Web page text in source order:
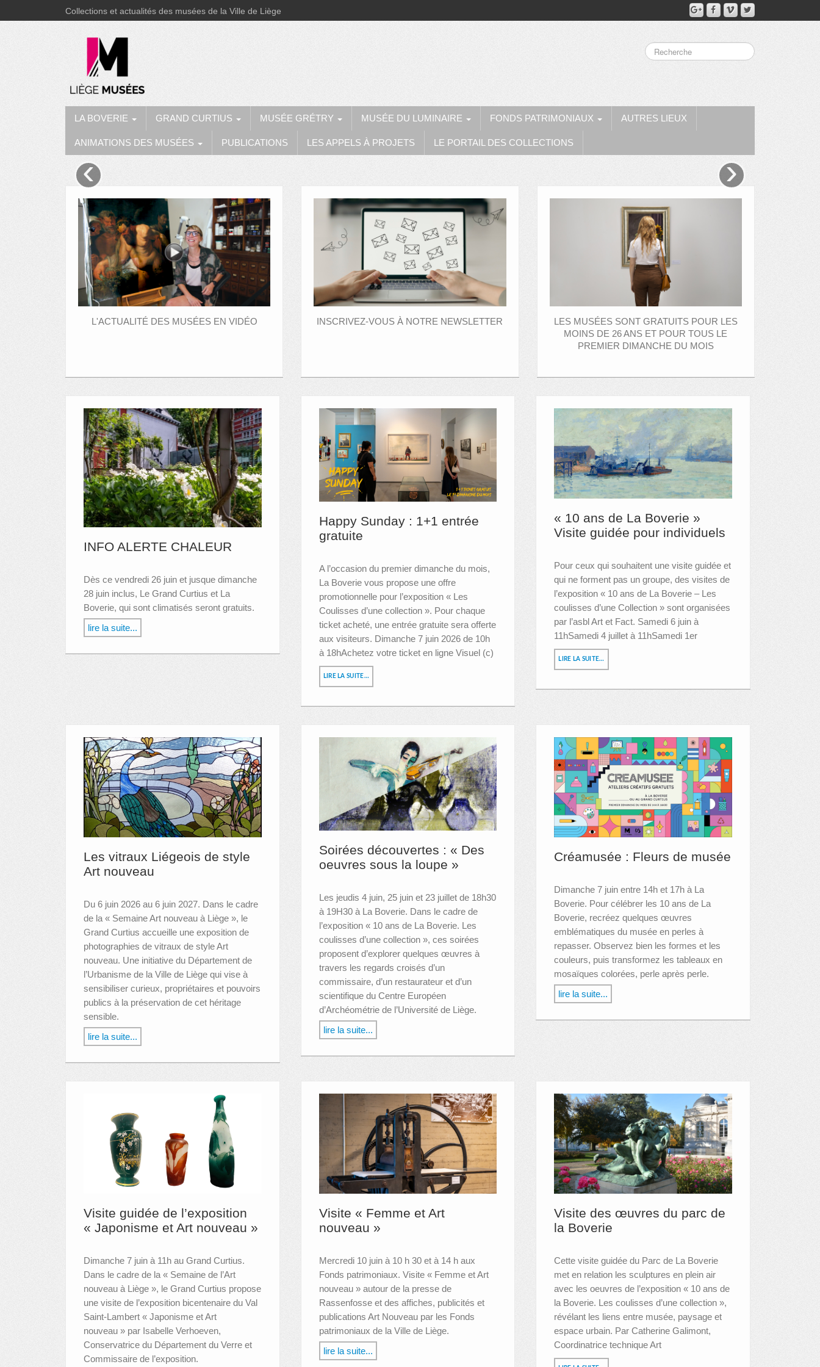
Collections et actualités des musées de la Ville de Liège
LA BOVERIE GRAND CURTIUS MUSÉE GRÉTRY MUSÉE DU LUMINAIRE FONDS PATRIMONIAUX AUTRES LIEUX
ANIMATIONS DES MUSÉES PUBLICATIONS LES APPELS À PROJETS LE PORTAIL DES COLLECTIONS
‹ ›
L'ACTUALITÉ DES MUSÉES EN VIDÉO INSCRIVEZ-VOUS À NOTRE NEWSLETTER
LES MUSÉES SONT GRATUITS POUR LES
MOINS DE 26 ANS ET POUR TOUS LE
PREMIER DIMANCHE DU MOIS
INFO ALERTE CHALEUR
Dès ce vendredi 26 juin et jusque dimanche
28 juin inclus, Le Grand Curtius et La
Boverie, qui sont climatisés seront gratuits.
lire la suite...
Happy Sunday : 1+1 entrée
gratuite
A l’occasion du premier dimanche du mois,
La Boverie vous propose une offre
promotionnelle pour l’exposition « Les
Coulisses d’une collection ». Pour chaque
ticket acheté, une entrée gratuite sera offerte
aux visiteurs. Dimanche 7 juin 2026 de 10h
à 18hAchetez votre ticket en ligne Visuel (c)
LIRE LA SUITE…
« 10 ans de La Boverie »
Visite guidée pour individuels
Pour ceux qui souhaitent une visite guidée et
qui ne forment pas un groupe, des visites de
l’exposition « 10 ans de La Boverie – Les
coulisses d’une Collection » sont organisées
par l’asbl Art et Fact. Samedi 6 juin à
11hSamedi 4 juillet à 11hSamedi 1er
LIRE LA SUITE…
Les vitraux Liégeois de style
Art nouveau
Du 6 juin 2026 au 6 juin 2027. Dans le cadre
de la « Semaine Art nouveau à Liège », le
Grand Curtius accueille une exposition de
photographies de vitraux de style Art
nouveau. Une initiative du Département de
l’Urbanisme de la Ville de Liège qui vise à
sensibiliser curieux, propriétaires et pouvoirs
publics à la préservation de cet héritage
sensible.
lire la suite...
Soirées découvertes : « Des
oeuvres sous la loupe »
Les jeudis 4 juin, 25 juin et 23 juillet de 18h30
à 19H30 à La Boverie. Dans le cadre de
l’exposition « 10 ans de La Boverie. Les
coulisses d’une collection », ces soirées
proposent d’explorer quelques œuvres à
travers les regards croisés d’un
commissaire, d’un restaurateur et d’un
scientifique du Centre Européen
d’Archéométrie de l’Université de Liège.
lire la suite...
Créamusée : Fleurs de musée
Dimanche 7 juin entre 14h et 17h à La
Boverie. Pour célébrer les 10 ans de La
Boverie, recréez quelques œuvres
emblématiques du musée en perles à
repasser. Observez bien les formes et les
couleurs, puis transformez les tableaux en
mosaïques colorées, perle après perle.
lire la suite...
Visite guidée de l’exposition
« Japonisme et Art nouveau »
Dimanche 7 juin à 11h au Grand Curtius.
Dans le cadre de la « Semaine de l’Art
nouveau à Liège », le Grand Curtius propose
une visite de l’exposition bicentenaire du Val
Saint-Lambert « Japonisme et Art
nouveau » par Isabelle Verhoeven,
Conservatrice du Département du Verre et
Commissaire de l’exposition.
Visite « Femme et Art
nouveau »
Mercredi 10 juin à 10 h 30 et à 14 h aux
Fonds patrimoniaux. Visite « Femme et Art
nouveau » autour de la presse de
Rassenfosse et des affiches, publicités et
publications Art Nouveau par les Fonds
patrimoniaux de la Ville de Liège.
lire la suite...
Visite des œuvres du parc de
la Boverie
Cette visite guidée du Parc de La Boverie
met en relation les sculptures en plein air
avec les oeuvres de l’exposition « 10 ans de
la Boverie. Les coulisses d’une collection »,
révélant les liens entre musée, paysage et
espace urbain. Par Catherine Galimont,
Coordinatrice technique Art